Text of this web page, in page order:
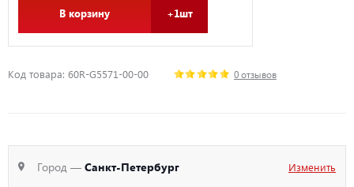
В корзину +1шт
Код товара: 60R-G5571-00-00 0 отзывов
Город — Санкт-Петербург Изменить